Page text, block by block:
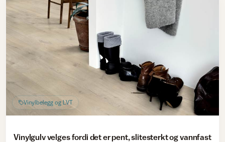
Vinylbelegg og LVT
Vinylgulv velges fordi det er pent, slitesterkt og vannfast